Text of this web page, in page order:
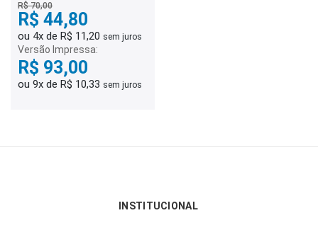
R$ 70,00
R$ 44,80
ou 4x de R$ 11,20 sem juros
Versão Impressa:
R$ 93,00
ou 9x de R$ 10,33 sem juros
INSTITUCIONAL